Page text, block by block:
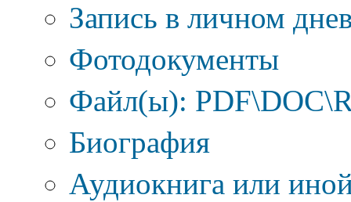
Запись в личном
Фотодокументы
Файл(ы):
Биография
Аудиокнига или